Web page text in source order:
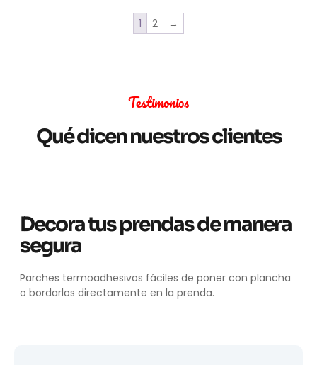
1 2 →
Testimonios
Qué dicen nuestros clientes
Decora tus prendas de manera
segura
Parches termoadhesivos fáciles de poner con plancha
o bordarlos directamente en la prenda.